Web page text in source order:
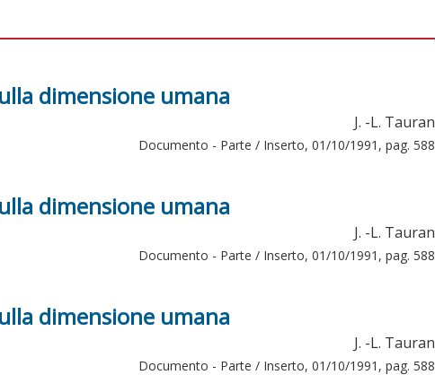
dimensione umana
J. -L. Tauran
Documento - Parte / Inserto, 01/10/1991, pag. 588
dimensione umana
J. -L. Tauran
Documento - Parte / Inserto, 01/10/1991, pag. 588
dimensione umana
J. -L. Tauran
Documento - Parte / Inserto, 01/10/1991, pag. 588